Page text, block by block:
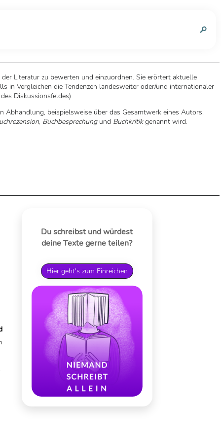
Literatur zu bewerten und einzuordnen. Sie erörtert aktuelle
in Vergleichen die Tendenzen landesweiter oder/und internationaler
Diskussionsfeldes)
Abhandlung, beispielsweise über das Gesamtwerk eines Autors.
, Buchbesprechungund Buchkritikgenannt wird.
Du schreibst und würdest
deine Texte gerne teilen?
Hier geht's zum Einreichen